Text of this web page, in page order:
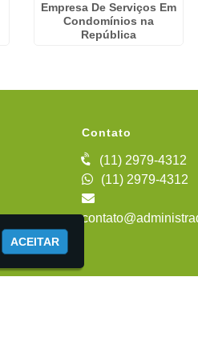
Empresa De Serviços Em
Condomínios na
República
Contato
(11) 2979-4312
(11) 2979-4312
ACEITAR